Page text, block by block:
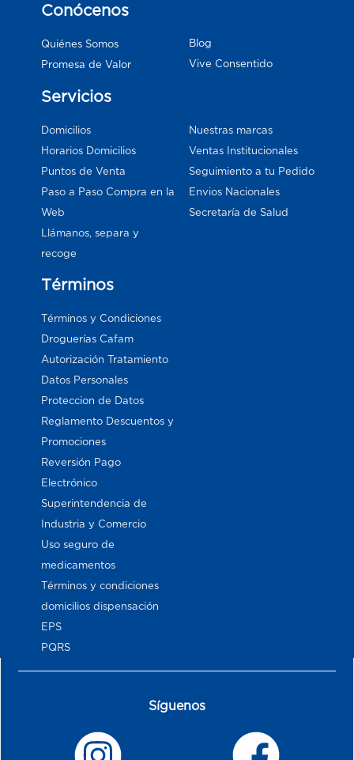
Conócenos
Quiénes Somos
Promesa de Valor
Blog
Vive Consentido
Servicios
Domicilios
Horarios Domicilios
Puntos de Venta
Paso a Paso Compra en la
Web
Llámanos, separa y
recoge
Nuestras marcas
Ventas Institucionales
Seguimiento a tu Pedido
Envios Nacionales
Secretaría de Salud
Términos
Términos y Condiciones
Droguerías Cafam
Autorización Tratamiento
Datos Personales
Proteccion de Datos
Reglamento Descuentos y
Promociones
Reversión Pago
Electrónico
Superintendencia de
Industria y Comercio
Uso seguro de
medicamentos
Términos y condiciones
domicilios dispensación
EPS
PQRS
Síguenos